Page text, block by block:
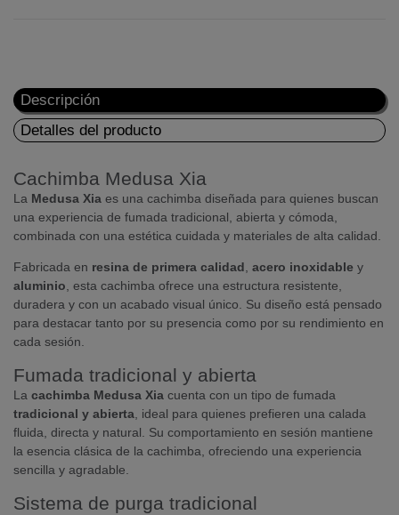
Descripción
Detalles del producto
Cachimba Medusa Xia
La Medusa Xia es una cachimba diseñada para quienes buscan
una experiencia de fumada tradicional, abierta y cómoda,
combinada con una estética cuidada y materiales de alta calidad.
Fabricada en resina de primera calidad acero inoxidable y
aluminio , esta cachimba ofrece una estructura resistente,
duradera y con un acabado visual único. Su diseño está pensado
para destacar tanto por su presencia como por su rendimiento en
cada sesión.
Fumada tradicional y abierta
La cachimba Medusa Xia cuenta con un tipo de fumada
tradicional y abierta , ideal para quienes prefieren una calada
fluida, directa y natural. Su comportamiento en sesión mantiene
la esencia clásica de la cachimba, ofreciendo una experiencia
sencilla y agradable.
Sistema de purga tradicional